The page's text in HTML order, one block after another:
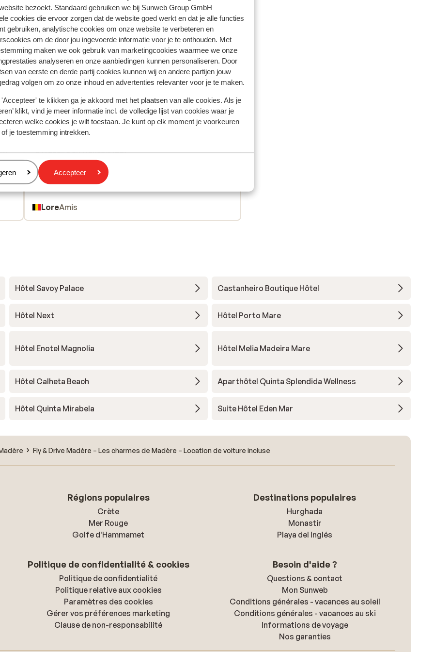
bezoekt. Standaard gebruiken we bij Sunweb Group GmbH
cookies die ervoor zorgen dat de website goed werkt en dat je alle functies
gebruiken, analytische cookies om onze website te verbeteren en
om de door jou ingevoerde informatie voor je te onthouden. Met
maken we ook gebruik van marketingcookies waarmee we onze
analyseren en onze aanbiedingen kunnen personaliseren. Door
van eerste en derde partij cookies kunnen wij en andere partijen jouw
volgen om zo onze inhoud en advertenties relevanter voor je te maken.
'Accepteer' te klikken ga je akkoord met het plaatsen van alle cookies. Als je
klikt, vind je meer informatie incl. de volledige lijst van cookies waar je
welke cookies je wilt toestaan. Je kunt op elk moment je voorkeuren
je toestemming intrekken.
Accepteer
colorés. Vous passerez les 2
à Funchal (environ 10 km)
Visitez les musées et découvrez la
Nuitée à Curral da Freiras. Jour 6: d'Eiro
le centre de Curral das Freiras,
à Santa Cruz, où vous passerez les 2
da Cruz – Caniçal (environ 32 km)
rocher de l'aigle, Penha de Águia.
et finissez par une dégustation.
avec ses roches
emprunter une belle route depuis Ponta
baigner sur la seule plage de sable
des baleines. Vous passerez la nuit
3 km) Toutes les bonnes choses ont
fidèlement leur expérience avec notre produit.
a
en
9.7 Excellent
26 avr. 2026
Zeer nette en propere accommodaties. Alle hotels
lagen goed
Zeer nette en propere accommodaties. Alle hotels
lagen goed
Traduire en français (BE)
LoreAmis
Hôtel Savoy Palace Castanheiro Boutique Hôtel
Hôtel Next Hôtel Porto Mare
Hôtel Enotel Magnolia Hôtel Melia Madeira Mare
Hôtel Calheta Beach Aparthôtel Quinta Splendida Wellness
Hôtel Quinta Mirabela Suite Hôtel Eden Mar
Fly & Drive Madère – Les charmes de Madère – Location de voiture incluse
Régions populaires
Crète
Mer Rouge
Golfe d'Hammamet
Destinations populaires
Hurghada
Monastir
Playa del Inglés
Politique de confidentialité & cookies
Politique de confidentialité
Politique relative aux cookies
Paramètres des cookies
Gérer vos préférences marketing
Clause de non-responsabilité
Besoin d'aide ?
Questions & contact
Mon Sunweb
Conditions générales - vacances au soleil
Conditions générales - vacances au ski
Informations de voyage
Nos garanties